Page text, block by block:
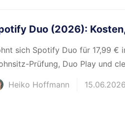
Duo (2026):
sich Spotify Duo für 17,99 €
Prüfung, Duo Play und
Heiko Hoffmann 15.06.2026